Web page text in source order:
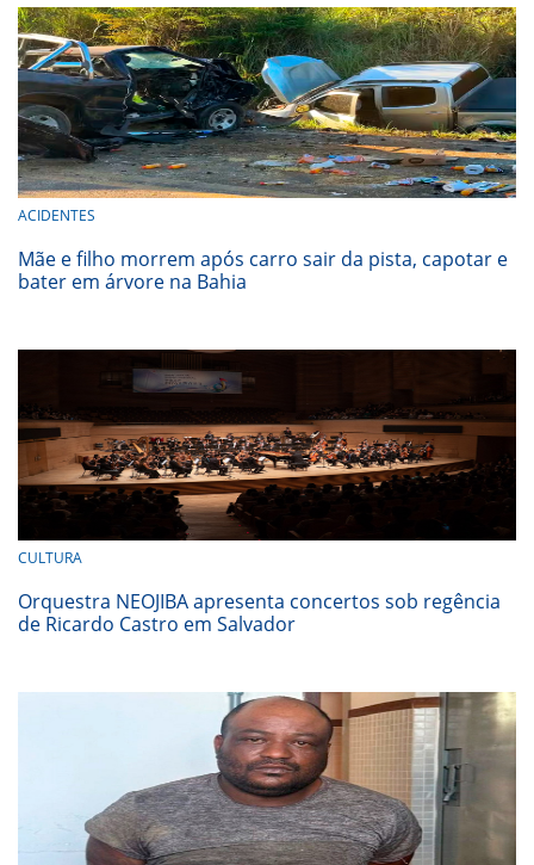
ACIDENTES
Mãe e filho morrem após carro sair da pista, capotar e
bater em árvore na Bahia
CULTURA
Orquestra NEOJIBA apresenta concertos sob regência
de Ricardo Castro em Salvador